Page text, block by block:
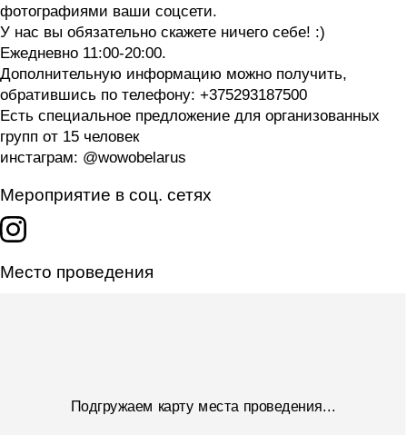
фотографиями ваши соцсети.
У нас вы обязательно скажете ничего себе! :)
Ежедневно 11:00-20:00.
Дополнительную информацию можно получить,
обратившись по телефону: +375293187500
Есть специальное предложение для организованных
групп от 15 человек
инстаграм: @wowobelarus
Мероприятие в соц. сетях
Место проведения